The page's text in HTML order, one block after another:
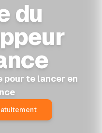
du
pour te lancer en